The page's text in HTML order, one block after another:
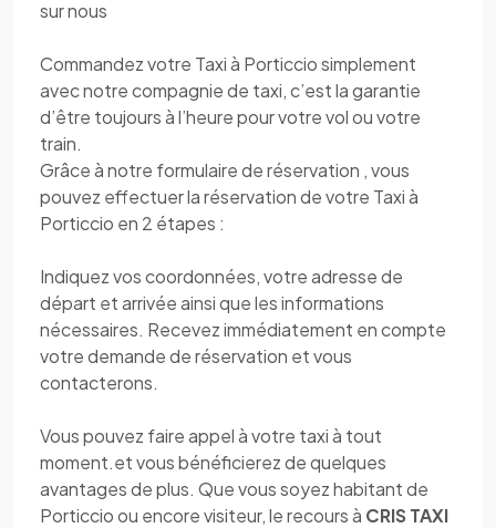
sur nous
Commandez votre Taxi à Porticcio simplement
avec notre compagnie de taxi, c’est la garantie
d’être toujours à l’heure pour votre vol ou votre
train.
Grâce à notre formulaire de réservation , vous
pouvez effectuer la réservation de votre Taxi à
Porticcio en 2 étapes :
Indiquez vos coordonnées, votre adresse de
départ et arrivée ainsi que les informations
nécessaires. Recevez immédiatement en compte
votre demande de réservation et vous
contacterons.
Vous pouvez faire appel à votre taxi à tout
moment.et vous bénéficierez de quelques
avantages de plus. Que vous soyez habitant de
Porticcio ou encore visiteur, le recours à CRIS TAXI